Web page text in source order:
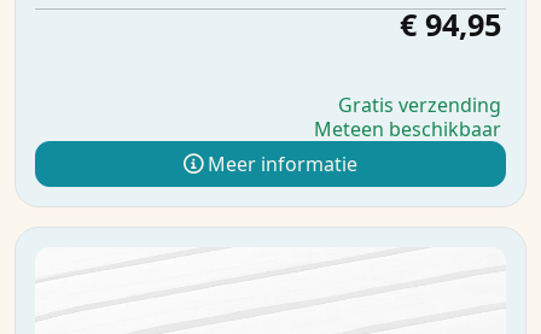
€ 94,95
Gratis verzending
Meteen beschikbaar
Meer informatie